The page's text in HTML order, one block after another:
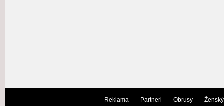
Reklama Partneri Obrusy